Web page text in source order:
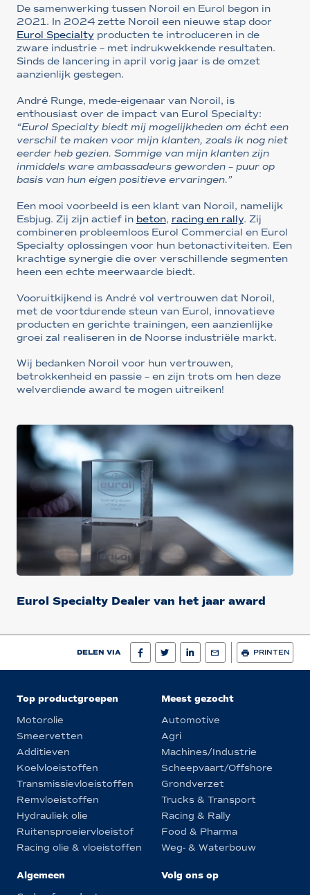
De samenwerking tussen Noroil en Eurol begon in
2021. In 2024 zette Noroil een nieuwe stap door
Eurol Specialty producten te introduceren in de
zware industrie – met indrukwekkende resultaten.
Sinds de lancering in april vorig jaar is de omzet
aanzienlijk gestegen.
André Runge, mede-eigenaar van Noroil, is
enthousiast over de impact van Eurol Specialty:
“Eurol Specialty biedt mij mogelijkheden om écht een
verschil te maken voor mijn klanten, zoals ik nog niet
eerder heb gezien. Sommige van mijn klanten zijn
inmiddels ware ambassadeurs geworden – puur op
basis van hun eigen positieve ervaringen.”
Een mooi voorbeeld is een klant van Noroil, namelijk
Esbjug. Zij zijn actief in beton, racing en rally. Zij
combineren probleemloos Eurol Commercial en Eurol
Specialty oplossingen voor hun betonactiviteiten. Een
krachtige synergie die over verschillende segmenten
heen een echte meerwaarde biedt.
Vooruitkijkend is André vol vertrouwen dat Noroil,
met de voortdurende steun van Eurol, innovatieve
producten en gerichte trainingen, een aanzienlijke
groei zal realiseren in de Noorse industriële markt.
Wij bedanken Noroil voor hun vertrouwen,
betrokkenheid en passie – en zijn trots om hen deze
welverdiende award te mogen uitreiken!
Eurol Specialty Dealer van het jaar award
DELEN VIA PRINTEN
Top productgroepen
Motorolie
Smeervetten
Additieven
Koelvloeistoffen
Transmissievloeistoffen
Remvloeistoffen
Hydrauliek olie
Ruitensproeiervloeistof
Racing olie & vloeistoffen
Meest gezocht
Automotive
Agri
Machines/Industrie
Scheepvaart/Offshore
Grondverzet
Trucks & Transport
Racing & Rally
Food & Pharma
Weg- & Waterbouw
Algemeen
Volg ons op